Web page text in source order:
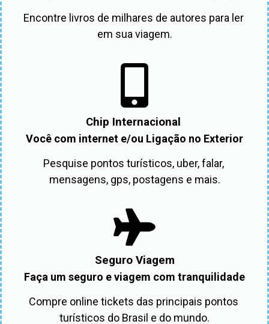
Encontre livros de milhares de autores para ler
em sua viagem.
Chip Internacional
Você com internet e/ou Ligação no Exterior
Pesquise pontos turísticos, uber, falar,
mensagens, gps, postagens e mais.
Seguro Viagem
Faça um seguro e viagem com tranquilidade
Compre online tickets das principais pontos
turísticos do Brasil e do mundo.